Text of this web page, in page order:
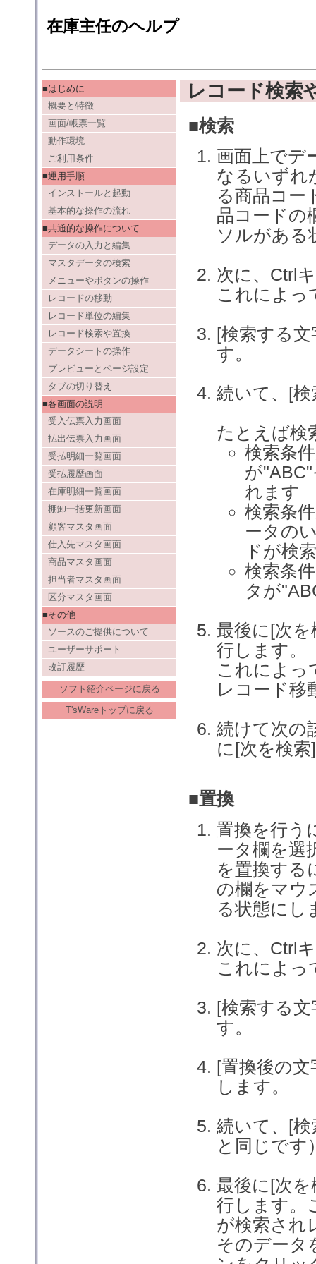
在庫主任のヘルプ
レコード検索
■検索
画面上でデ
なるいずれ
る商品コー
品コードの
ソルがある
次に、Ctrl
これによっ
[検索する
す。
続いて、[
たとえば検
検索条
が
れます
検索条
ータの
ドが検
検索条
タが
最後に[次
行します。
これによっ
レコード移
続けて次の
に[次を検
■置換
置換を行う
ータ欄を選
を置換する
の欄をマウ
る状態にし
次に、Ctrl
これによっ
[検索する
す。
[置換後の
します。
続いて、[
と同じです
最後に[次
行します。
が検索され
そのデータ
■はじめに
概要と特徴
画面/帳票一覧
動作環境
ご利用条件
■運用手順
インストールと起動
基本的な操作の流れ
■共通的な操作について
データの入力と編集
マスタデータの検索
メニューやボタンの操作
レコードの移動
レコード単位の編集
レコード検索や置換
データシートの操作
プレビューとページ設定
タブの切り替え
■各画面の説明
受入伝票入力画面
払出伝票入力画面
受払明細一覧画面
受払履歴画面
在庫明細一覧画面
棚卸一括更新画面
顧客マスタ画面
仕入先マスタ画面
商品マスタ画面
担当者マスタ画面
区分マスタ画面
■その他
ソースのご提供について
ユーザーサポート
改訂履歴
ソフト紹介ページに戻る
T'sWareトップに戻る